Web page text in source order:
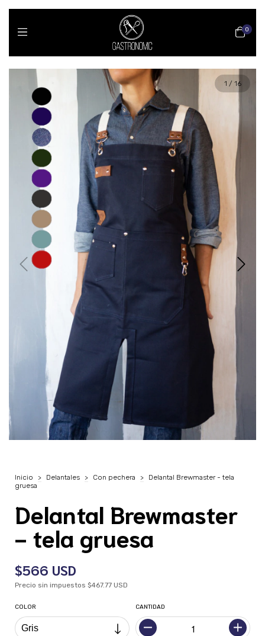
0
1 / 16
Inicio > Delantales > Con pechera >
Delantal Brewmaster - tela
gruesa
Delantal Brewmaster
- tela gruesa
$566 USD
Precio sin impuestos $467.77 USD
COLOR CANTIDAD